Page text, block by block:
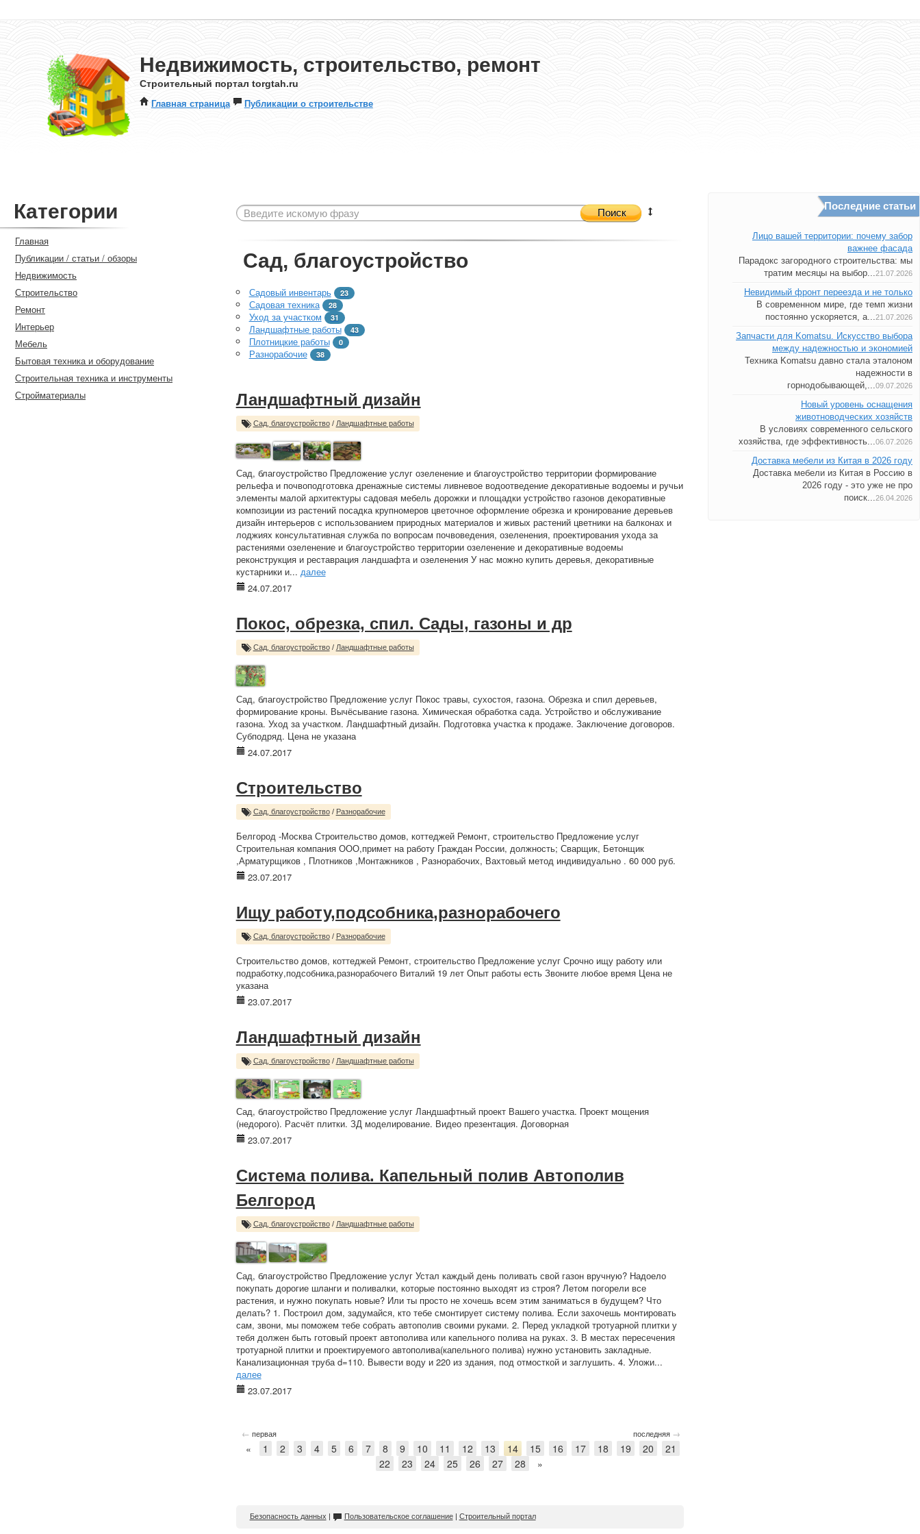
Недвижимость, строительство, ремонт
Строительный портал torgtah.ru
Главная страница Публикации о строительстве
Категории
Главная
Публикации / статьи / обзоры
Недвижимость
Строительство
Ремонт
Интерьер
Мебель
Бытовая техника и оборудование
Строительная техника и инструменты
Стройматериалы
Поиск
Сад, благоустройство
Садовый инвентарь 23
Садовая техника 28
Уход за участком 31
Ландшафтные работы 43
Плотницкие работы 0
Разнорабочие 38
Ландшафтный дизайн
Сад, благоустройство/ Ландшафтные работы
Сад, благоустройство Предложение услуг озеленение и благоустройство территории формирование
рельефа и почвоподготовка дренажные системы ливневое водоотведение декоративные водоемы и ручьи
элементы малой архитектуры садовая мебель дорожки и площадки устройство газонов декоративные
композиции из растений посадка крупномеров цветочное оформление обрезка и кронирование деревьев
дизайн интерьеров с использованием природных материалов и живых растений цветники на балконах и
лоджиях консультативная служба по вопросам почвоведения, озеленения, проектирования ухода за
растениями озеленение и благоустройство территории озеленение и декоративные водоемы
реконструкция и реставрация ландшафта и озеленения У нас можно купить деревья, декоративные
кустарники и... далее
24.07.2017
Покос, обрезка, спил. Сады, газоны и др
Сад, благоустройство/ Ландшафтные работы
Сад, благоустройство Предложение услуг Покос травы, сухостоя, газона. Обрезка и спил деревьев,
формирование кроны. Вычёсывание газона. Химическая обработка сада. Устройство и обслуживание
газона. Уход за участком. Ландшафтный дизайн. Подготовка участка к продаже. Заключение договоров.
Субподряд. Цена не указана
24.07.2017
Строительство
Сад, благоустройство/ Разнорабочие
Белгород -Москва Строительство домов, коттеджей Ремонт, строительство Предложение услуг
Строительная компания ООО,примет на работу Граждан России, должность; Сварщик, Бетонщик
,Арматурщиков , Плотников ,Монтажников , Разнорабочих, Вахтовый метод индивидуально . 60 000 руб.
23.07.2017
Ищу работу,подсобника,разнорабочего
Сад, благоустройство/ Разнорабочие
Строительство домов, коттеджей Ремонт, строительство Предложение услуг Срочно ищу работу или
подработку,подсобника,разнорабочего Виталий 19 лет Опыт работы есть Звоните любое время Цена не
указана
23.07.2017
Ландшафтный дизайн
Сад, благоустройство/ Ландшафтные работы
Сад, благоустройство Предложение услуг Ландшафтный проект Вашего участка. Проект мощения
(недорого). Расчёт плитки. ЗД моделирование. Видео презентация. Договорная
23.07.2017
Система полива. Капельный полив Автополив
Белгород
Сад, благоустройство/ Ландшафтные работы
Сад, благоустройство Предложение услуг Устал каждый день поливать свой газон вручную? Надоело
покупать дорогие шланги и поливалки, которые постоянно выходят из строя? Летом погорели все
растения, и нужно покупать новые? Или ты просто не хочешь всем этим заниматься в будущем? Что
делать? 1. Построил дом, задумайся, кто тебе смонтирует систему полива. Если захочешь монтировать
сам, звони, мы поможем тебе собрать автополив своими руками. 2. Перед укладкой тротуарной плитки у
тебя должен быть готовый проект автополива или капельного полива на руках. 3. В местах пересечения
тротуарной плитки и проектируемого автополива(капельного полива) нужно установить закладные.
Канализационная труба d=110. Вывести воду и 220 из здания, под отмосткой и заглушить. 4. Уложи...
далее
23.07.2017
← первая последняя →
« 1 2 3 4 5 6 7 8 9 10 11 12 13 14 15 16 17 18 19 20
21
22
23 24 25 26 27 28 »
Безопасность данных | Пользовательское соглашение| Строительный портал
Последние статьи
Лицо вашей территории: почему забор
важнее фасада
Парадокс загородного строительства: мы
тратим месяцы на выбор...21.07.2026
Невидимый фронт переезда и не только
В современном мире, где темп жизни
постоянно ускоряется, а...21.07.2026
Запчасти для Komatsu. Искусство выбора
между надежностью и экономией
Техника Komatsu давно стала эталоном
надежности в
горнодобывающей,...09.07.2026
Новый уровень оснащения
животноводческих хозяйств
В условиях современного сельского
хозяйства, где эффективность...06.07.2026
Доставка мебели из Китая в 2026 году
Доставка мебели из Китая в Россию в
2026 году - это уже не про
поиск...26.04.2026